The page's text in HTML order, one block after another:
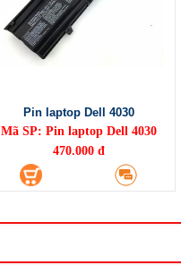
Pin laptop Dell 4030
Mã SP: Pin laptop Dell 4030
470.000 đ